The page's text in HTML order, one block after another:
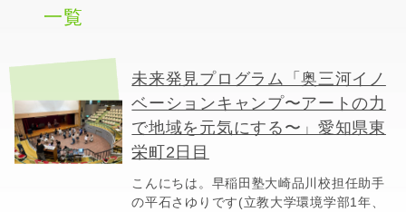
一覧
未来発見プログラム「奥三河イノ
ベーションキャンプ〜アートの力
で地域を元気にする〜」愛知県東
栄町2日目
こんにちは。早稲田塾大崎品川校担任助手
の平石さゆりです(立教大学環境学部1年、